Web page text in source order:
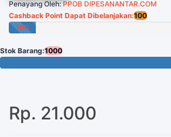
Penayang Oleh:PPOB DIPESANANTAR.COM
Cashback Point Dapat Dibelanjakan:100
100
Stok Barang:1000
Rp. 21.000